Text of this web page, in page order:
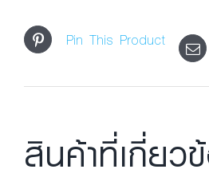
Pin This Product
สินค้าที่เกี่ยว